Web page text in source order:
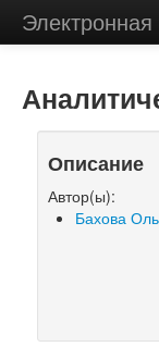
Описание
Автор(ы):
Бахова